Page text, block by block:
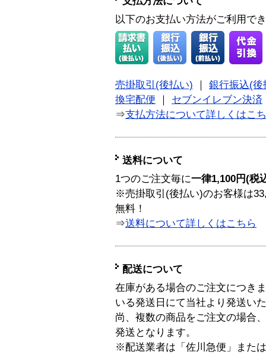
以下のお支払い方法がご利用で
売掛取引(後払い)
銀行振込(後
換宅配便
セブンイレブン決済
⇒支払方法について詳しくはこ
送料について
1つのご注文毎に一律1,100円(税
※売掛取引(後払い)のお客様は
無料！
⇒送料について詳しくはこちら
配送について
在庫がある場合のご注文につき
いる発送日にて当社より発送い
尚、複数の商品をご注文の場合
発送となります。
※配送業者は「佐川急便」また